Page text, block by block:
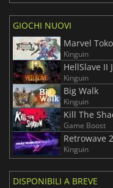
GIOCHI NUOVI
Marvel
Kinguin
HellSlave II
Kinguin
Big Walk
Kinguin
Kill The
Game Boost
Retrowave 2
Kinguin
DISPONIBILI A BREVE